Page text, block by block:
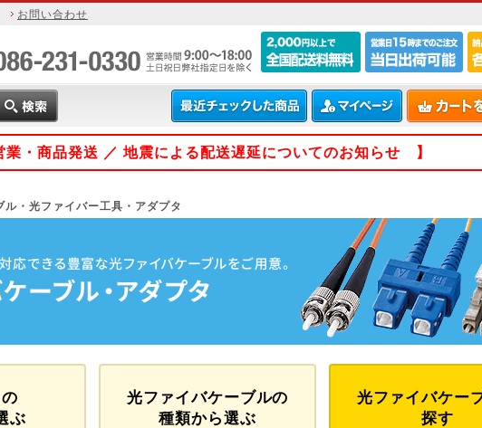
お問い合わせ
・商品発送 ／ 地震による配送遅延についてのお知らせ 】
ル・光ファイバー工具・アダプタ
ぶ
光ファイバケーブルの
種類から選ぶ
光ファイバケー
探す